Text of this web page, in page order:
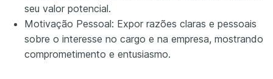
seu valor potencial.
Motivação Pessoal: Expor razões claras e pessoais
sobre o interesse no cargo e na empresa, mostrando
comprometimento e entusiasmo.